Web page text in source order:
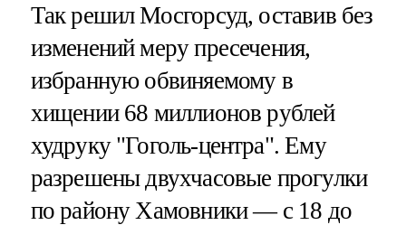
Так решил Мосгорсуд, оставив без
изменений меру пресечения,
избранную обвиняемому в
хищении 68 миллионов рублей
худруку "Гоголь-центра". Ему
разрешены двухчасовые прогулки
по району Хамовники — с 18 до